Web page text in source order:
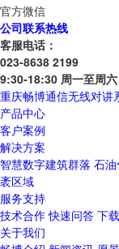
官方微信
公司联系热线
客服电话：
023-8638 2199
9:30-18:30 周一至周六
重庆畅博通信无线对讲
产品中心
客户案例
解决方案
智慧数字建筑群落 石
袤区域
服务支持
技术合作 快速问答 下载
关于我们